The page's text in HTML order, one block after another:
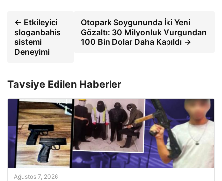
← Etkileyici
sloganbahis
sistemi
Deneyimi
Otopark Soygununda İki Yeni
Gözaltı: 30 Milyonluk Vurgundan
100 Bin Dolar Daha Kapıldı →
Tavsiye Edilen Haberler
Ağustos 7, 2026